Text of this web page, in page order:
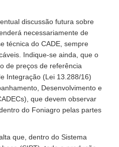
discussão futura sobre
necessariamente de
técnica do CADE, sempre
Indique-se ainda, que o
de preços de referência
Integração (Lei 13.288/16)
Desenvolvimento e
que devem observar
do Foniagro pelas partes
que, dentro do Sistema